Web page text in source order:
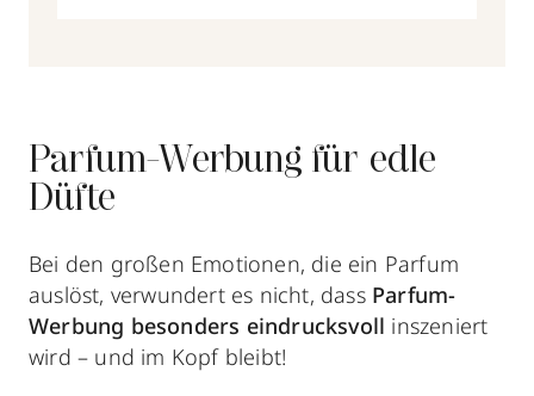
Parfum-Werbung für edle
Düfte
Bei den großen Emotionen, die ein Parfum
auslöst, verwundert es nicht, dass Parfum-
Werbung besonders eindrucksvoll inszeniert
wird – und im Kopf bleibt!